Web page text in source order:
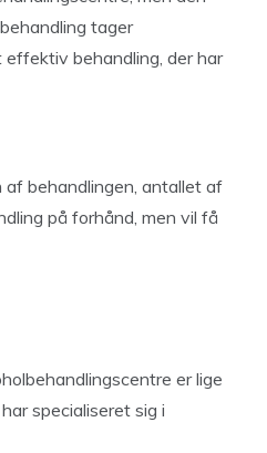
tager
behandling, der har
behandlingen, antallet af
på forhånd, men vil få
er lige
specialiseret sig i